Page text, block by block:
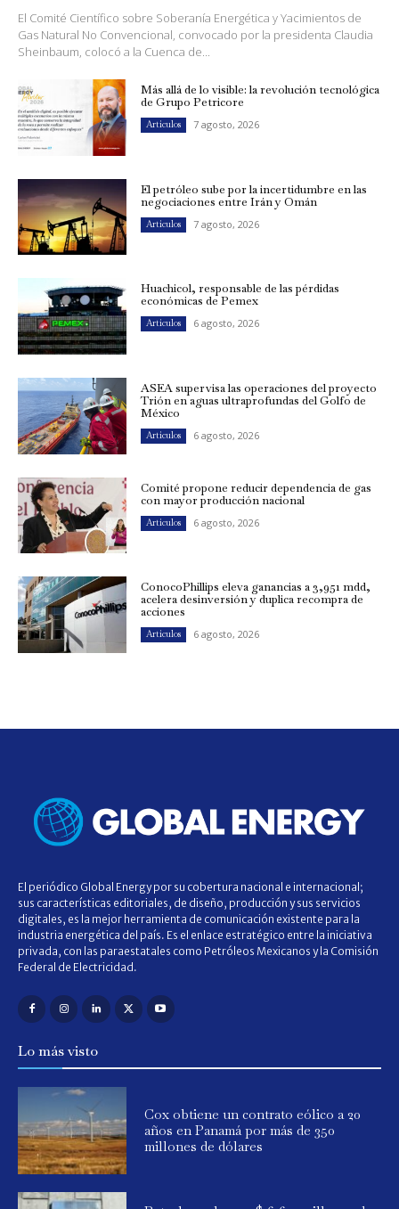
El Comité Científico sobre Soberanía Energética y Yacimientos de
Gas Natural No Convencional, convocado por la presidenta Claudia
Sheinbaum, colocó a la Cuenca de...
Más allá de lo visible: la revolución tecnológica
de Grupo Petricore
Artículos 7 agosto, 2026
El petróleo sube por la incertidumbre en las
negociaciones entre Irán y Omán
Artículos 7 agosto, 2026
Huachicol, responsable de las pérdidas
económicas de Pemex
Artículos 6 agosto, 2026
ASEA supervisa las operaciones del proyecto
Trión en aguas ultraprofundas del Golfo de
México
Artículos 6 agosto, 2026
Comité propone reducir dependencia de gas
con mayor producción nacional
Artículos 6 agosto, 2026
ConocoPhillips eleva ganancias a 3,951 mdd,
acelera desinversión y duplica recompra de
acciones
Artículos 6 agosto, 2026
El periódico Global Energy por su cobertura nacional e internacional;
sus características editoriales, de diseño, producción y sus servicios
digitales, es la mejor herramienta de comunicación existente para la
industria energética del país. Es el enlace estratégico entre la iniciativa
privada, con las paraestatales como Petróleos Mexicanos y la Comisión
Federal de Electricidad.
Lo más visto
Cox obtiene un contrato eólico a 20
años en Panamá por más de 350
millones de dólares